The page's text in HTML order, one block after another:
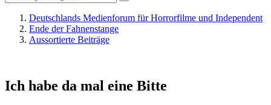
Deutschlands Medienforum für Horrorfilme und Independent
Ende der Fahnenstange
Aussortierte Beiträge
Ich habe da mal eine Bitte